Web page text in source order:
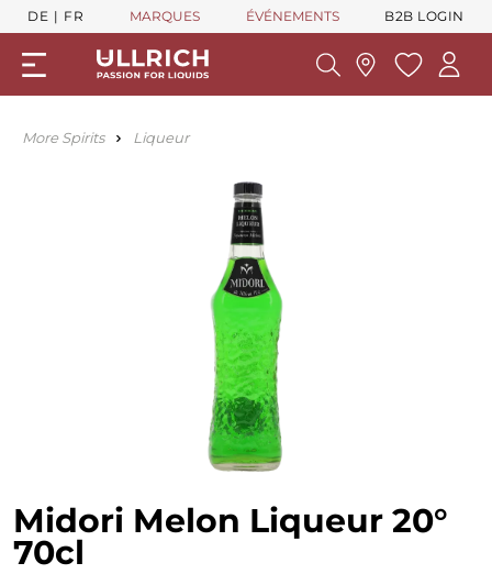
DE FR MARQUES ÉVÉNEMENTS B2B LOGIN
More Spirits Liqueur
Midori Melon Liqueur 20°
70cl